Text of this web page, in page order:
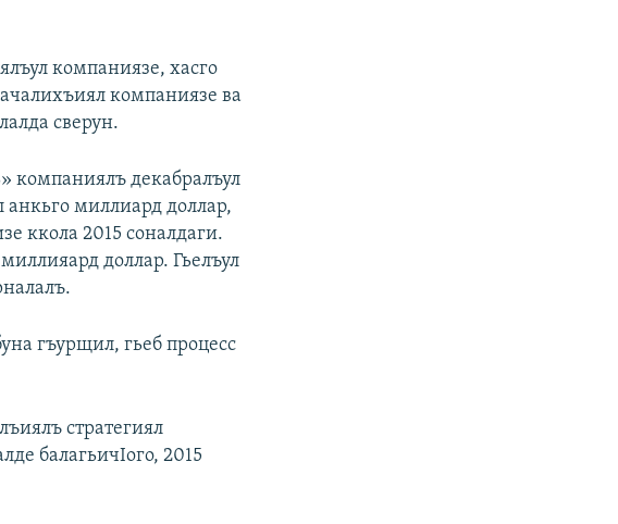
компаниязе, хасго
компаниязе ва
сверун.
компаниялъ декабралъул
анкьго миллиард доллар,
ккола 2015 соналдаги.
доллар. Гьелъул
гъурщил, гьеб процесс
стратегиял
балагьичIого, 2015